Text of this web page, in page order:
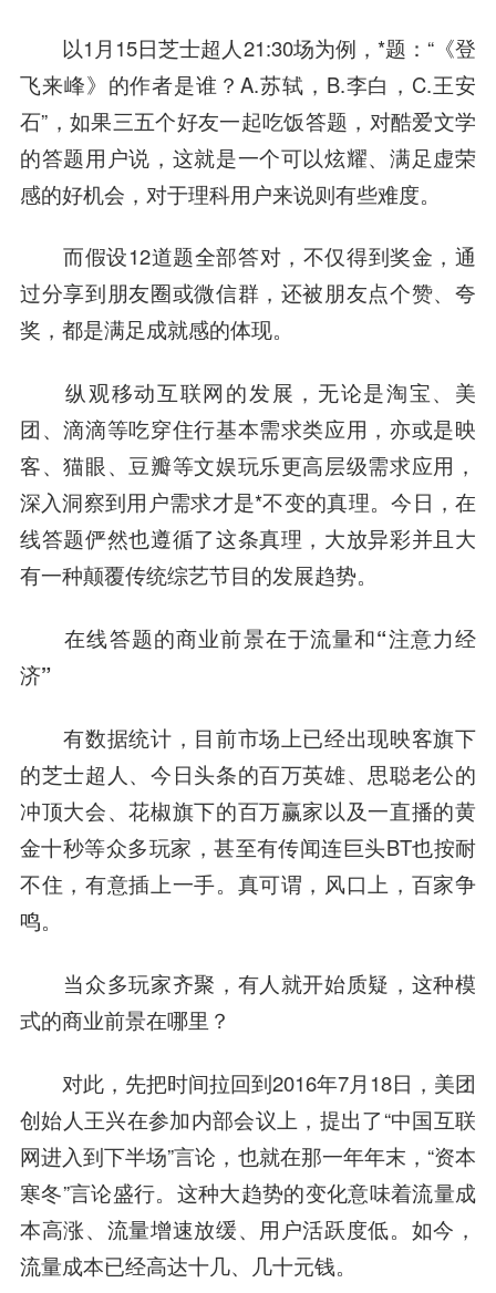
以1月15日芝士超人21:30场为例，*题：“《登
飞来峰》的作者是谁？A.苏轼，B.李白，C.王安
石”，如果三五个好友一起吃饭答题，对酷爱文学
的答题用户说，这就是一个可以炫耀、满足虚荣
感的好机会，对于理科用户来说则有些难度。
而假设12道题全部答对，不仅得到奖金，通
过分享到朋友圈或微信群，还被朋友点个赞、夸
奖，都是满足成就感的体现。
纵观移动互联网的发展，无论是淘宝、美
团、滴滴等吃穿住行基本需求类应用，亦或是映
客、猫眼、豆瓣等文娱玩乐更高层级需求应用，
深入洞察到用户需求才是*不变的真理。今日，在
线答题俨然也遵循了这条真理，大放异彩并且大
有一种颠覆传统综艺节目的发展趋势。
在线答题的商业前景在于流量和“注意力经
济”
有数据统计，目前市场上已经出现映客旗下
的芝士超人、 今日头条的百万英雄、思聪老公的
冲顶大会、花椒旗下的百万赢家以及一直播的黄
金十秒等众多玩家，甚至有传闻连巨头BT也按耐
不住，有意插上一手。真可谓，风口上，百家争
鸣。
当众多玩家齐聚，有人就开始质疑，这种模
式的商业前景在哪里？
对此，先把时间拉回到2016年7月18日，美团
创始人王兴在参加内部会议上，提出了“中国互联
网进入到下半场”言论，也就在那一年年末，“资本
寒冬”言论盛行。这种大趋势的变化意味着流量成
本高涨、流量增速放缓、用户活跃度低。如今，
流量成本已经高达十几、几十元钱。